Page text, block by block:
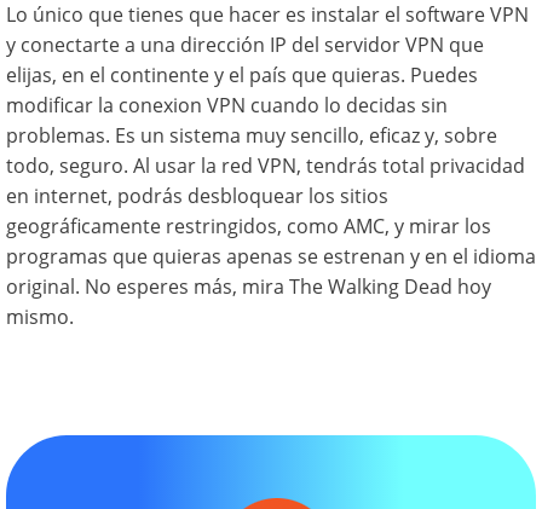
Lo único que tienes que hacer es instalar el software VPN
y conectarte a una dirección IP del servidor VPN que
elijas, en el continente y el país que quieras. Puedes
modificar la conexion VPN cuando lo decidas sin
problemas. Es un sistema muy sencillo, eficaz y, sobre
todo, seguro. Al usar la red VPN, tendrás total privacidad
en internet, podrás desbloquear los sitios
geográficamente restringidos, como AMC, y mirar los
programas que quieras apenas se estrenan y en el idioma
original. No esperes más, mira The Walking Dead hoy
mismo.